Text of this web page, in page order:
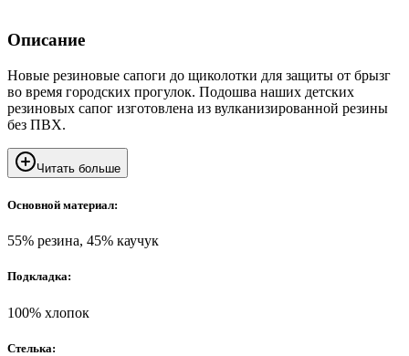
Описание
Новые резиновые сапоги до щиколотки для защиты от брызг
во время городских прогулок. Подошва наших детских
резиновых сапог изготовлена из вулканизированной резины
без ПВХ.
Читать больше
Основной материал:
55% резина, 45% каучук
Подкладка:
100% хлопок
Стелька: